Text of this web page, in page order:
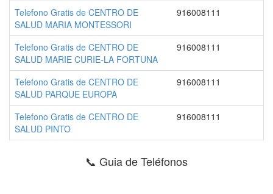
Telefono Gratis de CENTRO DE
SALUD MARIA MONTESSORI
916008111
Telefono Gratis de CENTRO DE
SALUD MARIE CURIE-LA FORTUNA
916008111
Telefono Gratis de CENTRO DE
SALUD PARQUE EUROPA
916008111
Telefono Gratis de CENTRO DE
SALUD PINTO
916008111
📞 Guia de Teléfonos